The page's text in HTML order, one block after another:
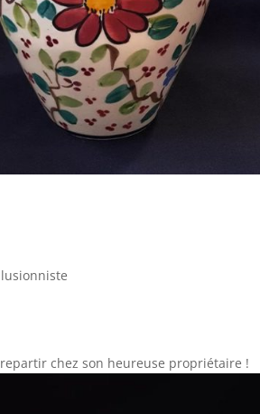
chez son heureuse propriétaire !